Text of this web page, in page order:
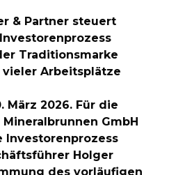
& Partner steuert
Traditionsmarke
Arbeitsplätze
März 2026. Für die
GmbH
Holger
des vorläufigen